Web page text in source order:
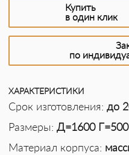
Купить
в один клик
по
ХАРАКТЕРИСТИКИ
Срок изготовления: до
Размеры: Д=1600
Материал корпуса: